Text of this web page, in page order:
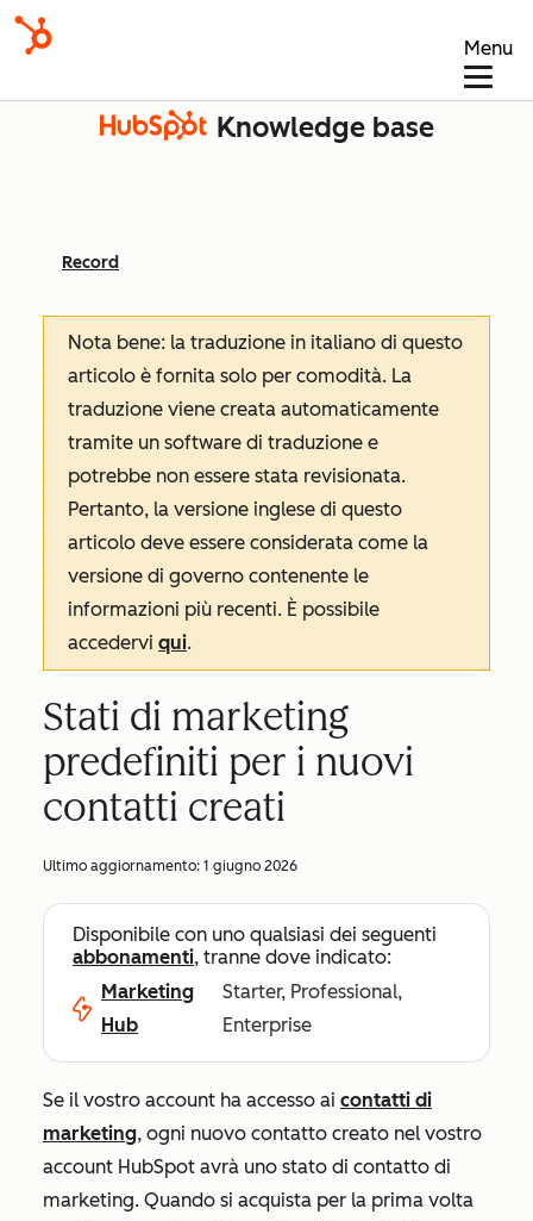
Menu
Knowledge base
Record
Nota bene: la traduzione in italiano di questo
articolo è fornita solo per comodità. La
traduzione viene creata automaticamente
tramite un software di traduzione e
potrebbe non essere stata revisionata.
Pertanto, la versione inglese di questo
articolo deve essere considerata come la
versione di governo contenente le
informazioni più recenti. È possibile
accedervi qui.
Stati di marketing
predefiniti per i nuovi
contatti creati
Ultimo aggiornamento: 1 giugno 2026
Disponibile con uno qualsiasi dei seguenti
abbonamenti, tranne dove indicato:
Marketing
Hub
Starter, Professional,
Enterprise
Se il vostro account ha accesso ai contatti di
marketing, ogni nuovo contatto creato nel vostro
account HubSpot avrà uno stato di contatto di
marketing. Quando si acquista per la prima volta